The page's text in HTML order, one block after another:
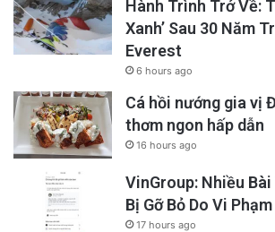
Hành Trình Trở Về:
Xanh’ Sau 30 Năm
Everest
6 hours ago
Cá hồi nướng gia vị
thơm ngon hấp dẫn
16 hours ago
VinGroup: Nhiều
Bị Gỡ Bỏ Do Vi
17 hours ago